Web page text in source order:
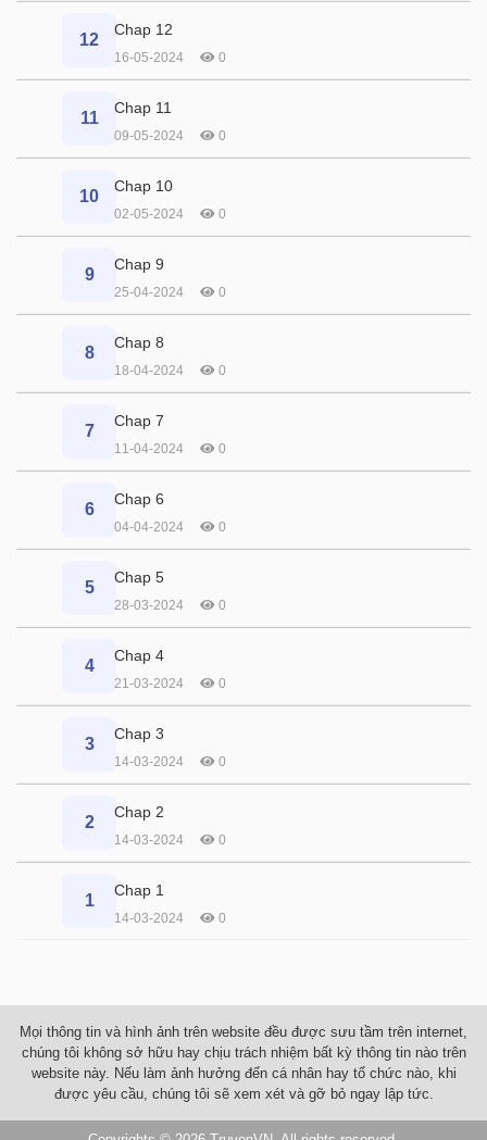
12
Chap 12
16-05-2024 0
11
Chap 11
09-05-2024 0
10
Chap 10
02-05-2024 0
9
Chap 9
25-04-2024 0
8
Chap 8
18-04-2024 0
7
Chap 7
11-04-2024 0
6
Chap 6
04-04-2024 0
5
Chap 5
28-03-2024 0
4
Chap 4
21-03-2024 0
3
Chap 3
14-03-2024 0
2
Chap 2
14-03-2024 0
1
Chap 1
14-03-2024 0
Mọi thông tin và hình ảnh trên website đều được sưu tầm trên internet,
chúng tôi không sở hữu hay chịu trách nhiệm bất kỳ thông tin nào trên
website này. Nếu làm ảnh hưởng đến cá nhân hay tổ chức nào, khi
được yêu cầu, chúng tôi sẽ xem xét và gỡ bỏ ngay lập tức.